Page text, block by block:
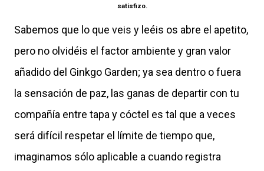
satisfizo.
Sabemos que lo que veis y leéis os abre el apetito,
pero no olvidéis el factor ambiente y gran valor
añadido del Ginkgo Garden; ya sea dentro o fuera
la sensación de paz, las ganas de departir con tu
compañía entre tapa y cóctel es tal que a veces
será difícil respetar el límite de tiempo que,
imaginamos sólo aplicable a cuando registra